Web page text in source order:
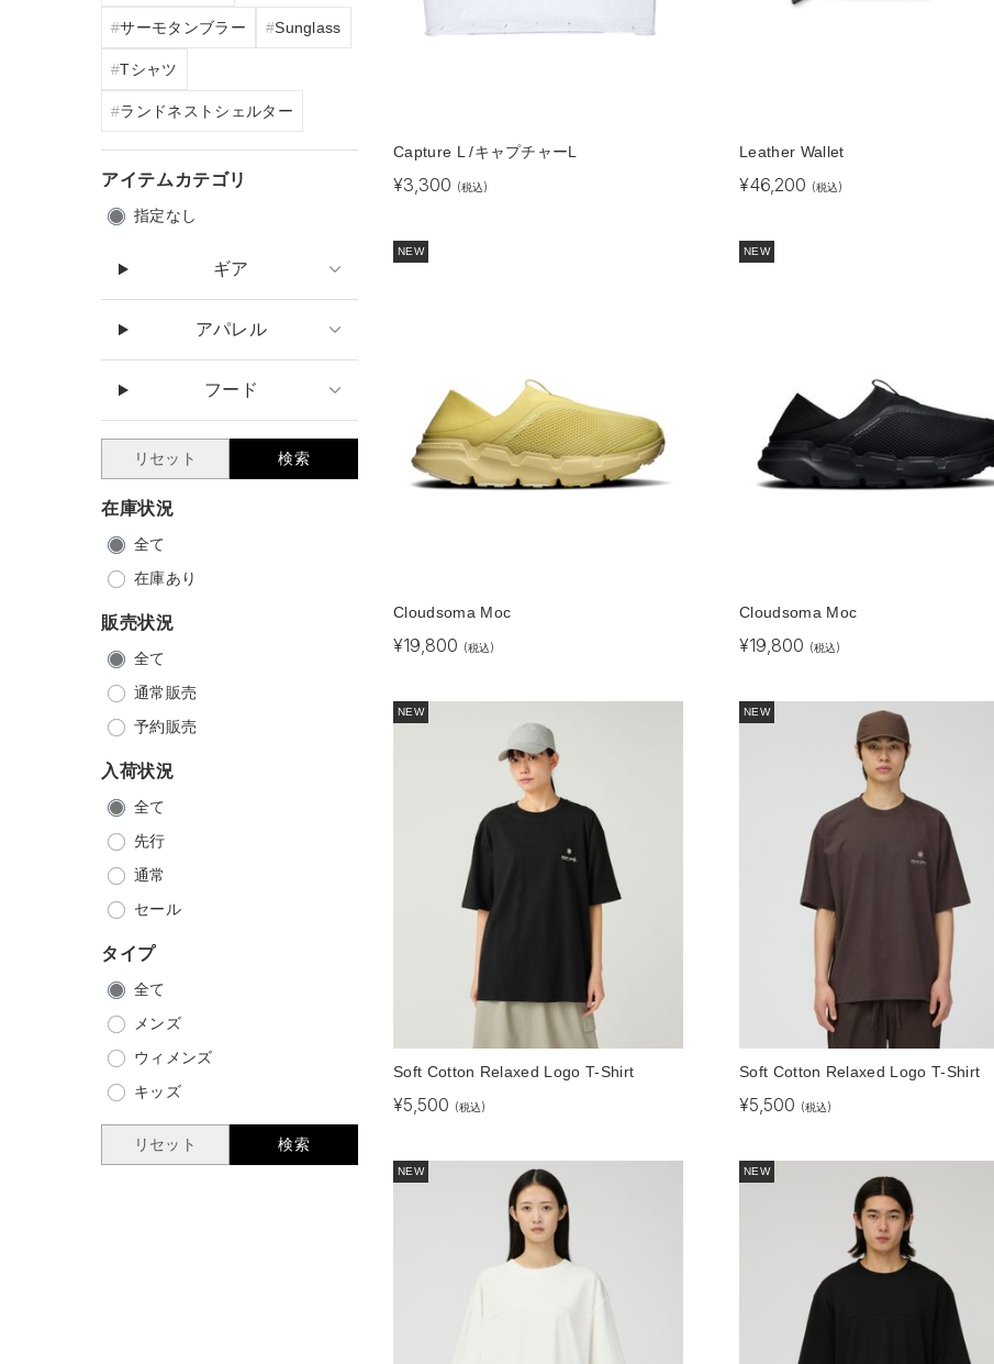
サーモタンブラー Sunglass
Tシャツ
ランドネストシェルター
アイテムカテゴリ
指定なし
ギア
アパレル
フード
リセット 検索
在庫状況
全て
在庫あり
販売状況
全て
通常販売
予約販売
入荷状況
全て
先行
通常
セール
タイプ
全て
メンズ
ウィメンズ
キッズ
リセット 検索
Capture L /キャプチャーL
¥3,300 (税込)
Leather Wallet
¥46,200 (税込)
NEW
Cloudsoma Moc
¥19,800 (税込)
NEW
Cloudsoma Moc
¥19,800 (税込)
NEW
Soft Cotton Relaxed Logo T-Shirt
¥5,500 (税込)
NEW
Soft Cotton Relaxed Logo T-Shirt
¥5,500 (税込)
NEW NEW